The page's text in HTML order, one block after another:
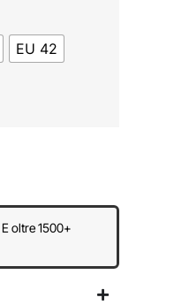
EU 42
E oltre 1500+